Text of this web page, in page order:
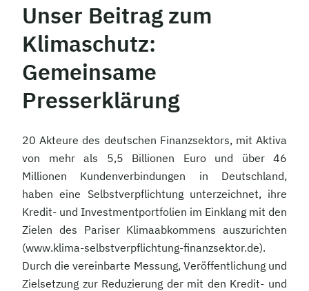
Unser Beitrag zum
Klimaschutz:
Gemeinsame
Presserklärung
20 Akteure des deutschen Finanzsektors, mit Aktiva
von mehr als 5,5 Billionen Euro und über 46
Millionen Kundenverbindungen in Deutschland,
haben eine Selbstverpflichtung unterzeichnet, ihre
Kredit- und Investmentportfolien im Einklang mit den
Zielen des Pariser Klimaabkommens auszurichten
(www.klima-selbstverpflichtung-finanzsektor.de).
Durch die vereinbarte Messung, Veröffentlichung und
Zielsetzung zur Reduzierung der mit den Kredit- und